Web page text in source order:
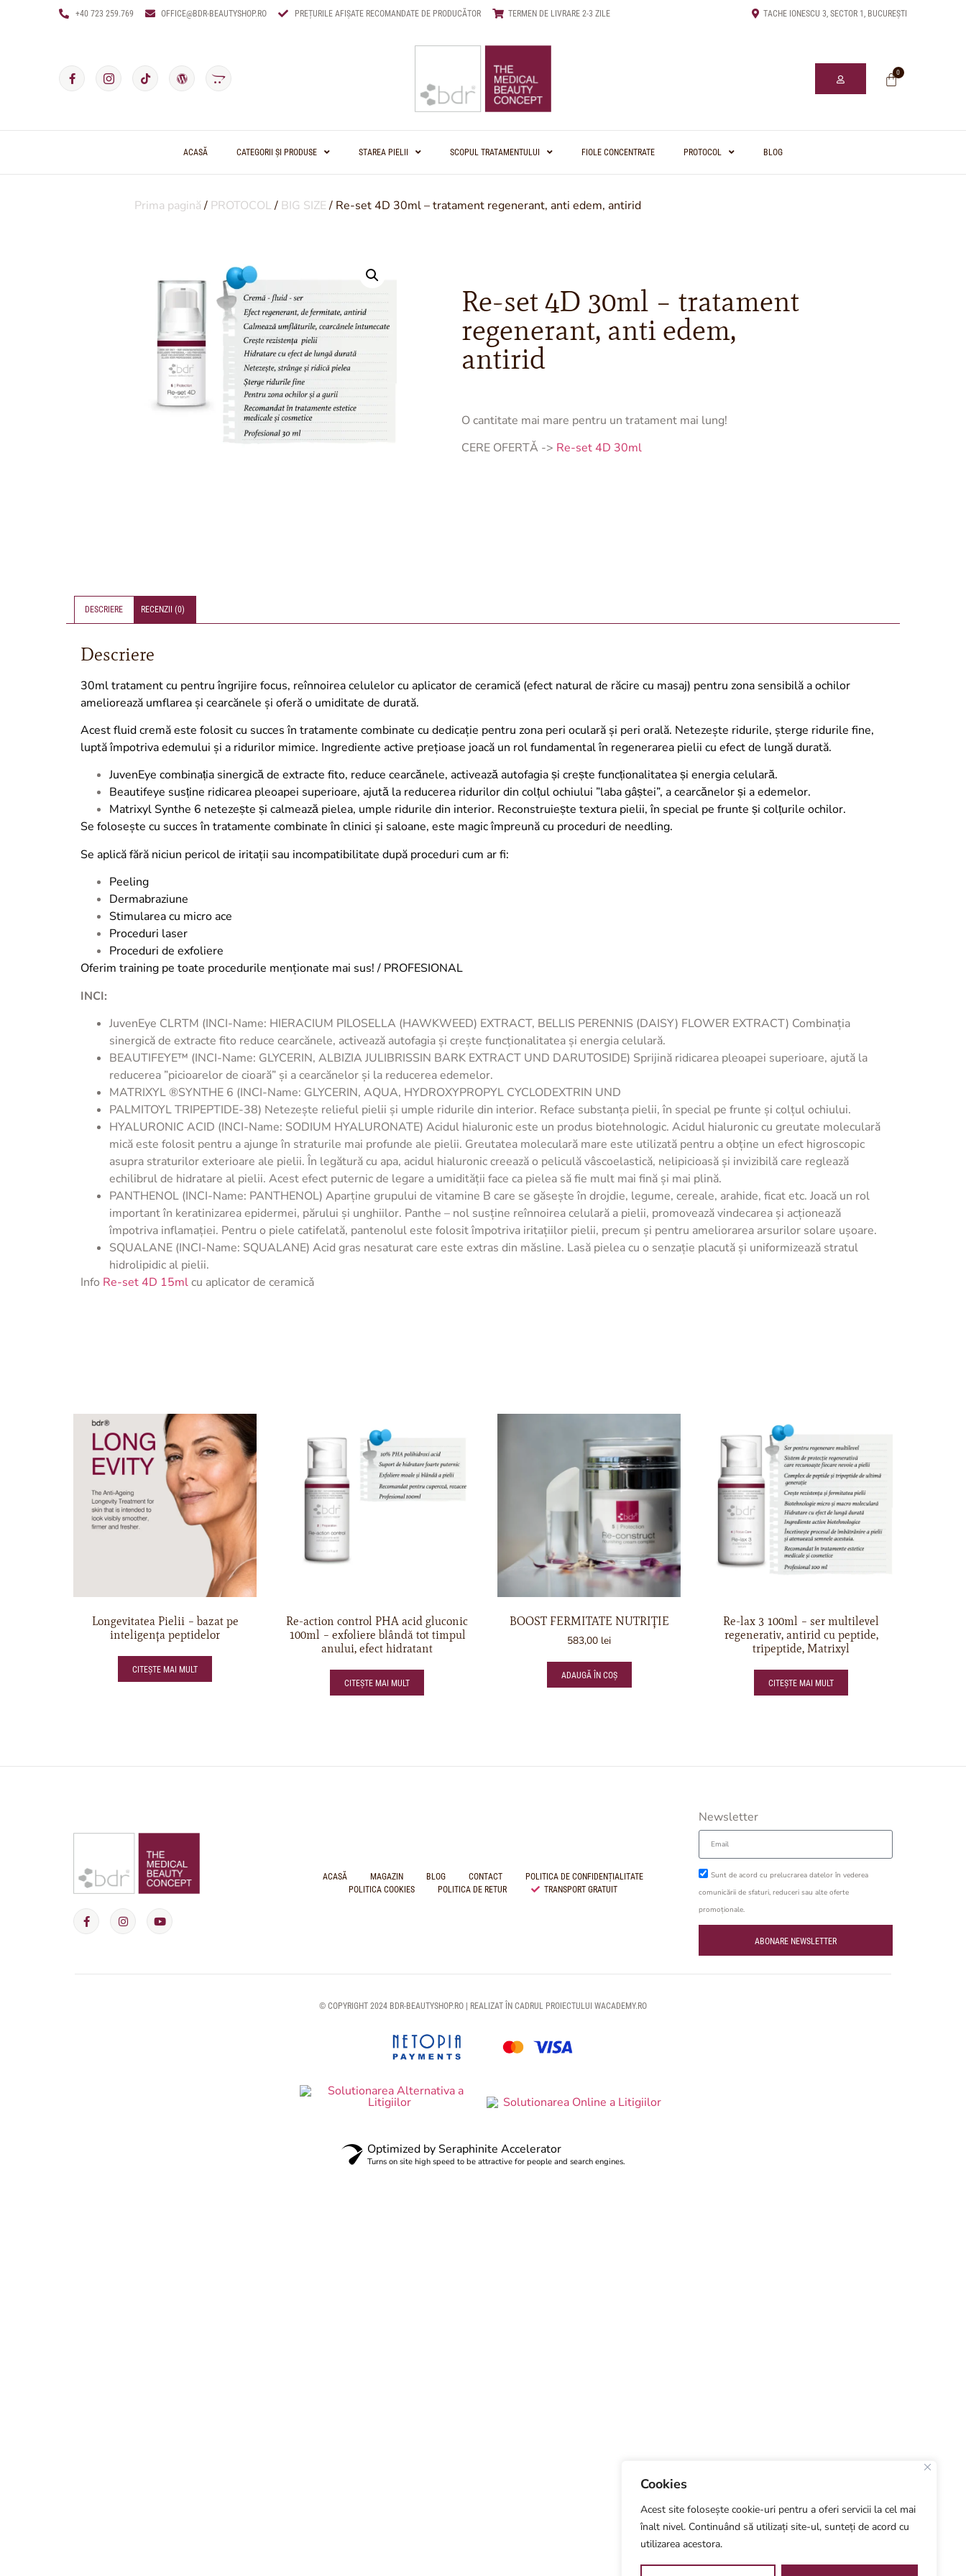
Cookies
Acest site folosește cookie-uri pentru a oferi servicii la cel mai
înalt nivel. Continuând să utilizați site-ul, sunteți de acord cu
utilizarea acestora.
+40 723 259.769 OFFICE@BDR-BEAUTYSHOP.RO PREȚURILE AFIȘATE RECOMANDATE DE PRODUCĂTOR TERMEN DE LIVRARE 2-3 ZILE TACHE IONESCU 3, SECTOR 1, BUCUREȘTI
0
ACASĂ CATEGORII ȘI PRODUSE STAREA PIELII SCOPUL TRATAMENTULUI FIOLE CONCENTRATE PROTOCOL BLOG
Prima pagină/ PROTOCOL/ BIG SIZE/ Re-set 4D 30ml – tratament regenerant, anti edem, antirid
Re-set 4D 30ml – tratament
regenerant, anti edem,
antirid
O cantitate mai mare pentru un tratament mai lung!
CERE OFERTǍ -> Re-set 4D 30ml
DESCRIERE RECENZII (0)
Descriere
30ml tratament cu pentru îngrijire focus, reînnoirea celulelor cu aplicator de ceramică (efect natural de răcire cu masaj) pentru zona sensibilă a ochilor
ameliorează umflarea și cearcănele și oferă o umiditate de durată.
Acest fluid cremă este folosit cu succes în tratamente combinate cu dedicație pentru zona peri oculară și peri orală. Netezește ridurile, șterge ridurile fine,
luptă împotriva edemului și a ridurilor mimice. Ingrediente active prețioase joacă un rol fundamental în regenerarea pielii cu efect de lungă durată.
JuvenEye combinația sinergică de extracte fito, reduce cearcănele, activează autofagia și crește funcționalitatea și energia celulară.
Beautifeye susține ridicarea pleoapei superioare, ajută la reducerea ridurilor din colțul ochiului ”laba gâștei”, a cearcănelor și a edemelor.
Matrixyl Synthe 6 netezește și calmează pielea, umple ridurile din interior. Reconstruiește textura pielii, în special pe frunte și colțurile ochilor.
Se folosește cu succes în tratamente combinate în clinici și saloane, este magic împreună cu proceduri de needling.
Se aplică fără niciun pericol de iritații sau incompatibilitate după proceduri cum ar fi:
Peeling
Dermabraziune
Stimularea cu micro ace
Proceduri laser
Proceduri de exfoliere
Oferim training pe toate procedurile menționate mai sus! / PROFESIONAL
INCI:
JuvenEye CLRTM (INCI-Name: HIERACIUM PILOSELLA (HAWKWEED) EXTRACT, BELLIS PERENNIS (DAISY) FLOWER EXTRACT) Combinația
sinergică de extracte fito reduce cearcănele, activează autofagia și crește funcționalitatea și energia celulară.
BEAUTIFEYE™ (INCI-Name: GLYCERIN, ALBIZIA JULIBRISSIN BARK EXTRACT UND DARUTOSIDE) Sprijină ridicarea pleoapei superioare, ajută la
reducerea ”picioarelor de cioară” și a cearcănelor și la reducerea edemelor.
MATRIXYL®SYNTHE 6 (INCI-Name: GLYCERIN, AQUA, HYDROXYPROPYL CYCLODEXTRIN UND
PALMITOYL TRIPEPTIDE-38) Netezește relieful pielii și umple ridurile din interior. Reface substanța pielii, în special pe frunte și colțul ochiului.
HYALURONIC ACID (INCI-Name: SODIUM HYALURONATE) Acidul hialuronic este un produs biotehnologic. Acidul hialuronic cu greutate moleculară
mică este folosit pentru a ajunge în straturile mai profunde ale pielii. Greutatea moleculară mare este utilizată pentru a obține un efect higroscopic
asupra straturilor exterioare ale pielii. În legătură cu apa, acidul hialuronic creează o peliculă vâscoelastică, nelipicioasă și invizibilă care reglează
echilibrul de hidratare al pielii. Acest efect puternic de legare a umidității face ca pielea să fie mult mai fină și mai plină.
PANTHENOL (INCI-Name: PANTHENOL) Aparține grupului de vitamine B care se găsește în drojdie, legume, cereale, arahide, ficat etc. Joacă un rol
important în keratinizarea epidermei, părului și unghiilor. Panthe – nol susține reînnoirea celulară a pielii, promovează vindecarea și acționează
împotriva inflamației. Pentru o piele catifelată, pantenolul este folosit împotriva iritațiilor pielii, precum și pentru ameliorarea arsurilor solare ușoare.
SQUALANE (INCI-Name: SQUALANE) Acid gras nesaturat care este extras din măsline. Lasă pielea cu o senzație placută și uniformizează stratul
hidrolipidic al pielii.
Info Re-set 4D 15mlcu aplicator de ceramicǎ
Longevitatea Pielii – bazat pe
inteligența peptidelor
CITEȘTE MAI MULT
Re-action control PHA acid gluconic
100ml – exfoliere blândă tot timpul
anului, efect hidratant
CITEȘTE MAI MULT
BOOST FERMITATE NUTRIȚIE
583,00 lei
ADAUGĂ ÎN COȘ
Re-lax 3 100ml – ser multilevel
regenerativ, antirid cu peptide,
tripeptide, Matrixyl
CITEȘTE MAI MULT
ACASĂ MAGAZIN BLOG CONTACT
POLITICA DE CONFIDENȚIALITATE
POLITICA COOKIES
POLITICA DE RETUR TRANSPORT GRATUIT
Newsletter
Sunt de acord cu prelucrarea datelor în vederea
comunicării de sfaturi, reduceri sau alte oferte
promoționale.
ABONARE NEWSLETTER
© COPYRIGHT 2024 BDR-BEAUTYSHOP.RO | REALIZAT ÎN CADRUL PROIECTULUI WACADEMY.RO
Optimized by Seraphinite Accelerator
Turns on site high speed to be attractive for people and search engines.